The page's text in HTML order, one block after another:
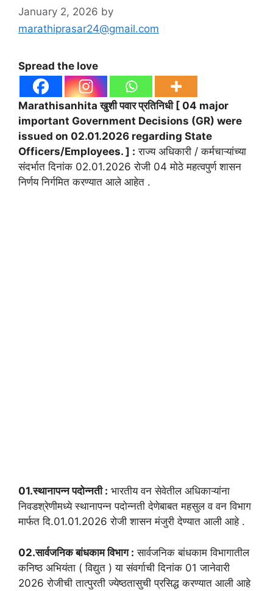
January 2, 2026 by
marathiprasar24@gmail.com
Spread the love
Marathisanhita खुशी पवार प्रतिनिधी [ 04 major
important Government Decisions (GR) were
issued on 02.01.2026 regarding State
Officers/Employees. ] : राज्य अधिकारी / कर्मचाऱ्यांच्या
संदर्भात दिनांक 02.01.2026 रोजी 04 मोठे महत्वपुर्ण शासन
निर्णय निर्गमित करण्यात आले आहेत .
01.स्थानापन्न पदोन्नती : भारतीय वन सेवेतील अधिकाऱ्यांना
निवडश्रेणीमध्ये स्थानापन्न पदोन्नती देणेबाबत महसुल व वन विभाग
मार्फत दि.01.01.2026 रोजी शासन मंजुरी देण्यात आली आहे .
02.सार्वजनिक बांधकाम विभाग : सार्वजनिक बांधकाम विभागातील
कनिष्ठ अभियंता ( विद्युत ) या संवर्गाची दिनांक 01 जानेवारी
2026 रोजीची तात्पुरती ज्येष्ठतासुची प्रसिद्ध करण्यात आली आहे